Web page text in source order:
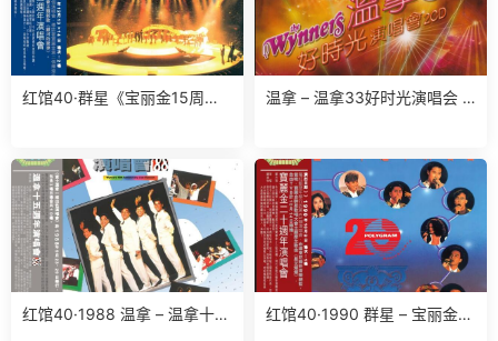
红馆40·群星《宝丽金15周年
温拿 – 温拿33好时光演唱会 2
红馆40·1988 温拿 – 温拿十五
红馆40·1990 群星 – 宝丽金2